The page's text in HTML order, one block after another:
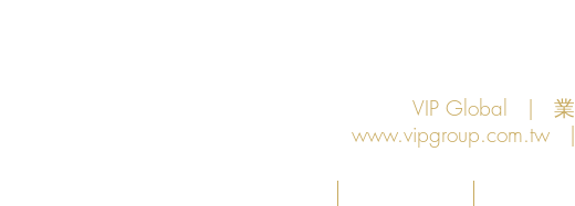
VIP Global |
www.vipgroup.com.tw